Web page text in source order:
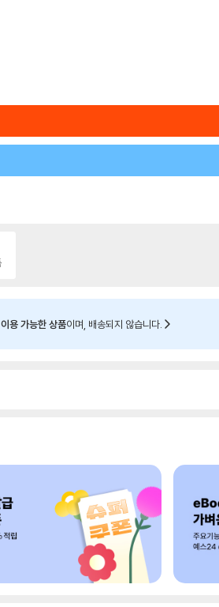
용 가능한 상품이며, 배송되지 않습니다.